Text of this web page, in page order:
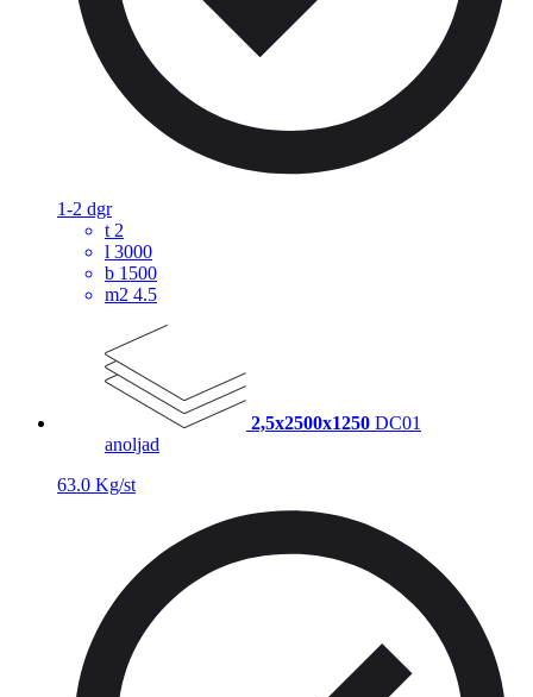
1-2 dgr
t 2
l 3000
b 1500
m2 4.5
2,5x2500x1250 DC01
anoljad
63.0 Kg/st